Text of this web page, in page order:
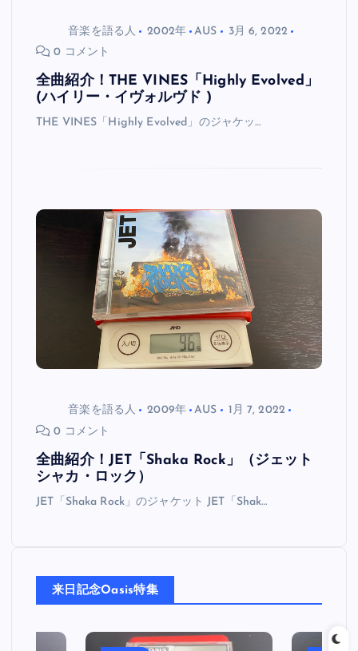
音楽を語る人 2002年 AUS
3月 6, 2022
0 コメント
全曲紹介！THE VINES「Highly Evolved」
(ハイリー・イヴォルヴド )
THE VINES「Highly Evolved」のジャケッ…
音楽を語る人 2009年 AUS
1月 7, 2022
0 コメント
全曲紹介！JET「Shaka Rock」（ジェット
シャカ・ロック）
JET「Shaka Rock」のジャケット JET「Shak…
来日記念Oasis特集